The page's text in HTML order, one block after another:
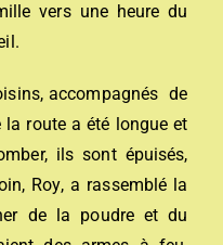
vers une heure du
accompagnés de
la route a été longue et
ils sont épuisés,
Roy, a rassemblé la
de la poudre et du